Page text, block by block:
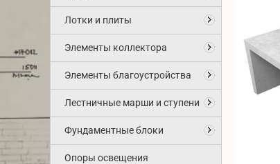
Лотки и плиты
Элементы коллектора
Элементы благоустройства
Лестничные марши и ступени
Фундаментные блоки
Опоры освещения